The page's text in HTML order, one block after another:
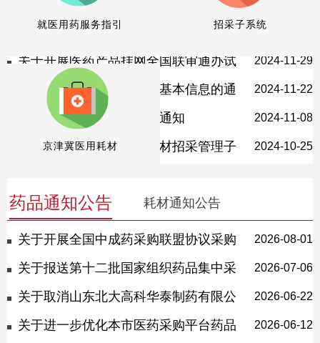
转登北京燕北饮片厂致歉声明的公告 2025-12-05
转登北京松兰饮片有限公司致歉声明的
公告
2025-05-30
关于开展医药产品挂网全国联审通办试
运行工作的通知
2024-11-29
关于确认医疗机构代码与基本信息的通
2024-11-22
关于恢复现场咨询服务的通知 2024-11-08
关于北京市药品和医用耗材招采管理子
2024-10-25
药品通知公告 耗材通知公告
关于开展全国中成药采购联盟协议采购
量分配工作的通知
2026-08-01
关于报送第十二批国家组织药品集中采
购 品种需求量的通知
2026-07-06
关于取消山东北大高科华泰制药有限公
司盐酸胺碘酮注射液中选资格的通知
2026-06-22
关于进一步优化本市医药采购平台药品 2026-06-12
就医用药服务指引 招采子系统
京津冀医用耗材